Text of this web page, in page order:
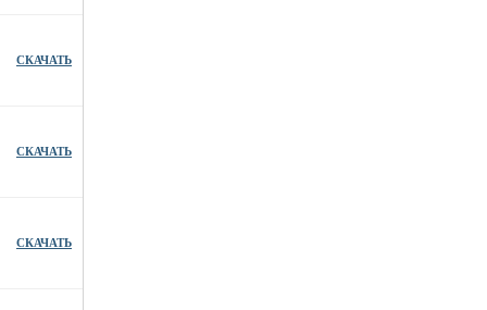
СКАЧАТЬ
СКАЧАТЬ
СКАЧАТЬ